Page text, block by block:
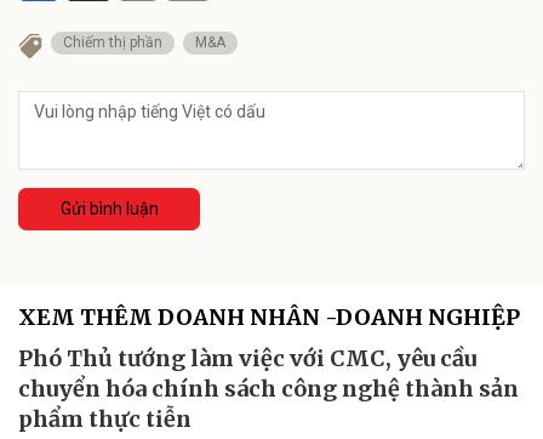
Chiếm thị phần M&A
Gửi bình luận
XEM THÊM DOANH NHÂN -DOANH NGHIỆP
Phó Thủ tướng làm việc với CMC, yêu cầu
chuyển hóa chính sách công nghệ thành sản
phẩm thực tiễn